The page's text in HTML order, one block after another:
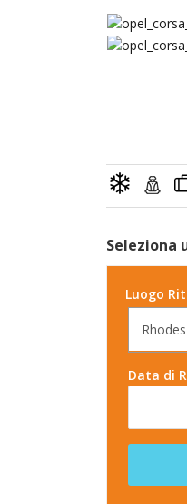
Seleziona
Luogo
Data di